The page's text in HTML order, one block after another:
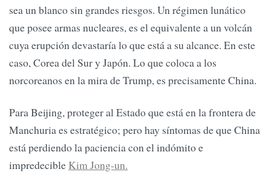
sea un blanco sin grandes riesgos. Un régimen lunático
que posee armas nucleares, es el equivalente a un volcán
cuya erupción devastaría lo que está a su alcance. En este
caso, Corea del Sur y Japón. Lo que coloca a los
norcoreanos en la mira de Trump, es precisamente China.
Para Beijing, proteger al Estado que está en la frontera de
Manchuria es estratégico; pero hay síntomas de que China
está perdiendo la paciencia con el indómito e
impredecible Kim Jong-un.